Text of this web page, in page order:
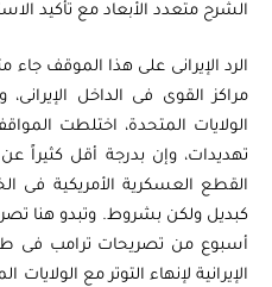
الشرح متعدد الأبعاد مع تأكيد
الرد الإيرانى على هذا الموقف جاء
مراكز القوى فى الداخل
الولايات المتحدة، اختلطت
تهديدات، وإن بدرجة أقل كثيراً
القطع العسكرية الأمريكية فى
كبديل ولكن بشروط. وتبدو هنا
أسبوع من تصريحات ترامب فى
الإيرانية لإنهاء التوتر مع